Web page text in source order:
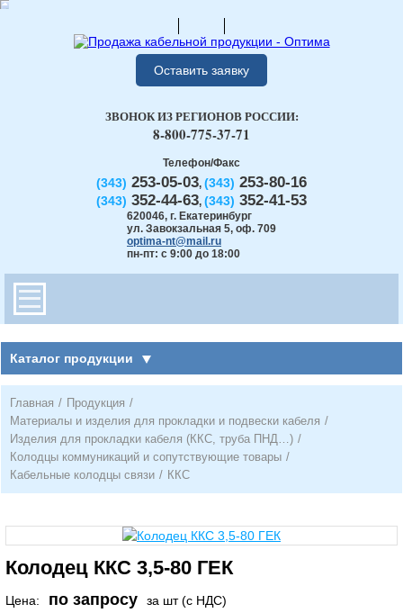
Оставить заявку
Телефон/Факс
(343) 253-05-03, (343) 253-80-16
(343) 352-44-63, (343) 352-41-53
620046, г. Екатеринбург
ул. Завокзальная 5, оф. 709
optima-nt@mail.ru
пн-пт: с 9:00 до 18:00
ЗВОНОК ИЗ РЕГИОНОВ РОССИИ:
8-800-775-37-71
Каталог продукции
Главная / Продукция /
Материалы и изделия для прокладки и подвески кабеля /
Изделия для прокладки кабеля (ККС, труба ПНД…) /
Колодцы коммуникаций и сопутствующие товары /
Кабельные колодцы связи / ККС
Колодец ККС 3,5-80 ГЕК
Цена: по запросу
за шт (с НДС)